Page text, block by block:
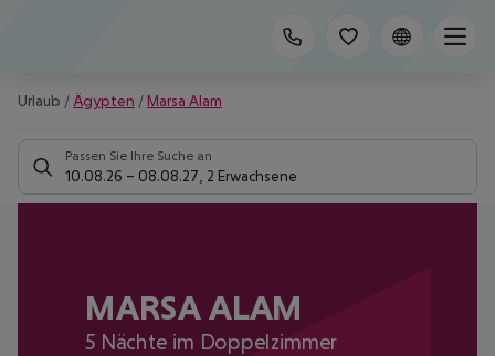
Urlaub / Ägypten / Marsa Alam
Passen Sie Ihre Suche an
10.08.26 – 08.08.27 2 Erwachsene
MARSA ALAM
5 Nächte im Doppelzimmer